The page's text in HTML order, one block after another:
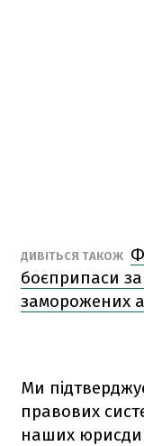
ДИВІТЬСЯ ТАКОЖ
боєприпаси за
заморожених
Ми
правових
наших